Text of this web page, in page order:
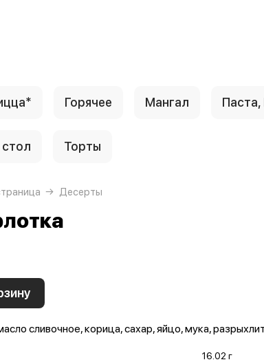
Горячее Мангал Паста,
Торты
Десерты
сливочное, корица, сахар, яйцо, мука,
16.02 г